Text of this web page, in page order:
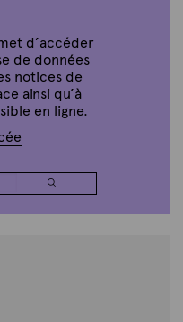
d’accéder
de données
notices de
ainsi qu’à
en ligne.